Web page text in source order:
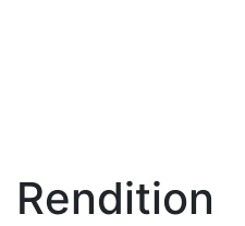
Rendition